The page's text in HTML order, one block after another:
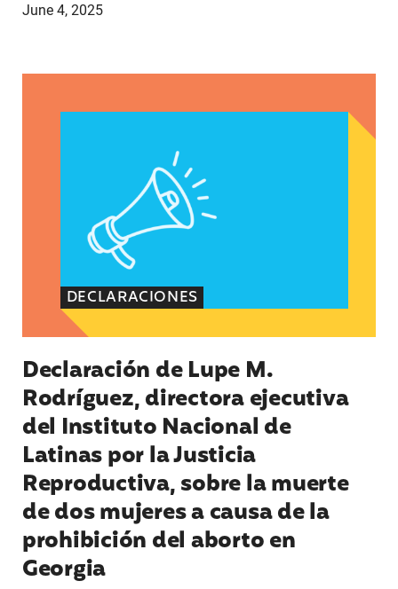
June 4, 2025
DECLARACIONES
Declaración de Lupe M.
Rodríguez, directora ejecutiva
del Instituto Nacional de
Latinas por la Justicia
Reproductiva, sobre la muerte
de dos mujeres a causa de la
prohibición del aborto en
Georgia